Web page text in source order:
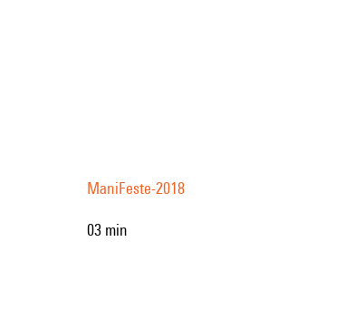
ManiFeste-2018
03 min